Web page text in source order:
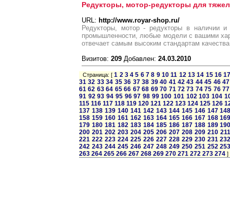
Редукторы, мотор-редукторы для
URL: http://www.royar-shop.ru/
Редукторы, мотор - редукторы в наличии
промышленности, любые модели с вашими
отвечает самым высоким стандартам
Визитов: 209 Добавлен: 24.03.2010
Страница: [1 2 3 4 5 6 7 8 9 10 11 12 13 14 15 16
31 32 33 34 35 36 37 38 39 40 41 42 43 44 45 46 47
61 62 63 64 65 66 67 68 69 70 71 72 73 74 75 76 77
91 92 93 94 95 96 97 98 99 100 101 102 103 104
115 116 117 118 119 120 121 122 123 124 125 126
137 138 139 140 141 142 143 144 145 146 147
158 159 160 161 162 163 164 165 166 167 168
179 180 181 182 183 184 185 186 187 188 189
200 201 202 203 204 205 206 207 208 209 210 211
221 222 223 224 225 226 227 228 229 230 231
242 243 244 245 246 247 248 249 250 251 252
263 264 265 266 267 268 269 270 271 272 273 274 ]